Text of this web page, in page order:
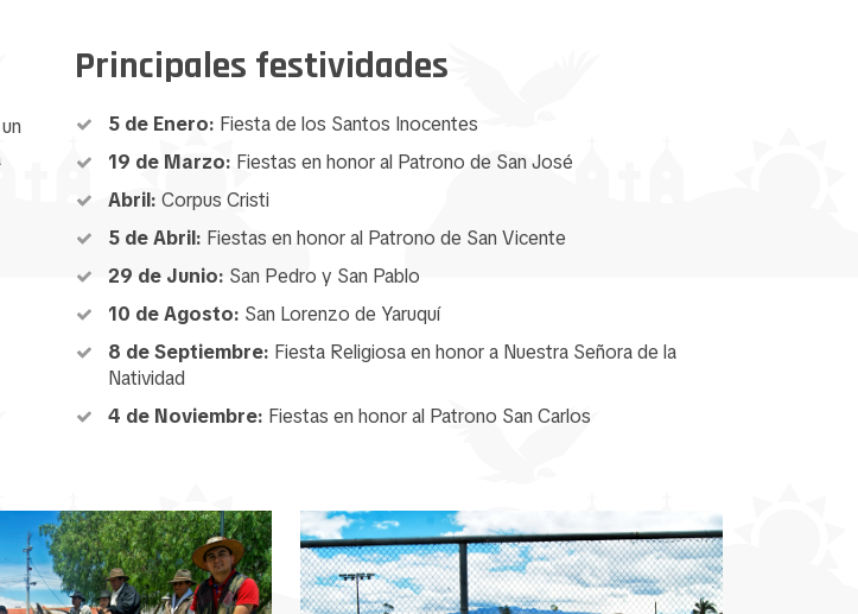
Principales festividades
5 de Enero: Fiesta de los Santos Inocentes
19 de Marzo: Fiestas en honor al Patrono de San José
Abril: Corpus Cristi
5 de Abril: Fiestas en honor al Patrono de San Vicente
29 de Junio: San Pedro y San Pablo
10 de Agosto: San Lorenzo de Yaruquí
8 de Septiembre: Fiesta Religiosa en honor a Nuestra Señora de la
Natividad
4 de Noviembre: Fiestas en honor al Patrono San Carlos